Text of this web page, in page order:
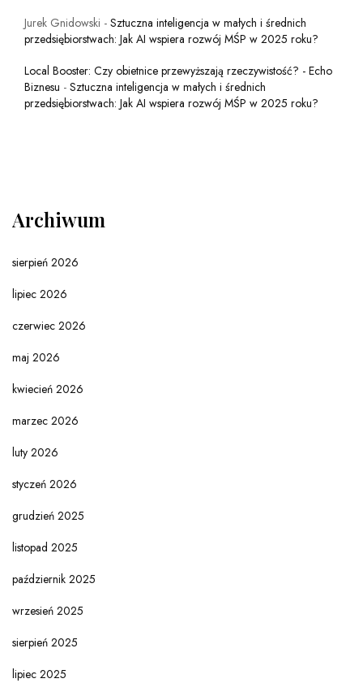
Jurek Gnidowski - Sztuczna inteligencja w małych i średnich
przedsiębiorstwach: Jak AI wspiera rozwój MŚP w 2025 roku?
Local Booster: Czy obietnice przewyższają rzeczywistość? - Echo
Biznesu - Sztuczna inteligencja w małych i średnich
przedsiębiorstwach: Jak AI wspiera rozwój MŚP w 2025 roku?
Archiwum
sierpień 2026
lipiec 2026
czerwiec 2026
maj 2026
kwiecień 2026
marzec 2026
luty 2026
styczeń 2026
grudzień 2025
listopad 2025
październik 2025
wrzesień 2025
sierpień 2025
lipiec 2025